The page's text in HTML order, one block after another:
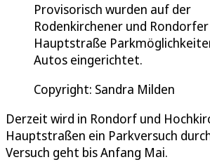
Provisorisch wurden auf der
Rodenkirchener und Rondorfer
Hauptstraße
Autos eingerichtet.
Copyright: Sandra Milden
Derzeit wird in Rondorf und
Hauptstraßen ein Parkversuch
Versuch geht bis Anfang Mai.